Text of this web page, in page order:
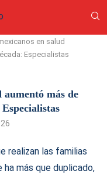
en salud
Especialistas
aumentó más de
realizan las familias
ha más que duplicado,